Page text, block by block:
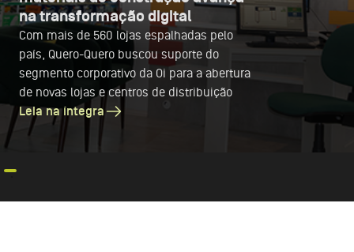
na transformação digital
Com mais de 560 lojas espalhadas pelo
país, Quero-Quero buscou suporte do
segmento corporativo da Oi para a abertura
de novas lojas e centros de distribuição
Leia na íntegra